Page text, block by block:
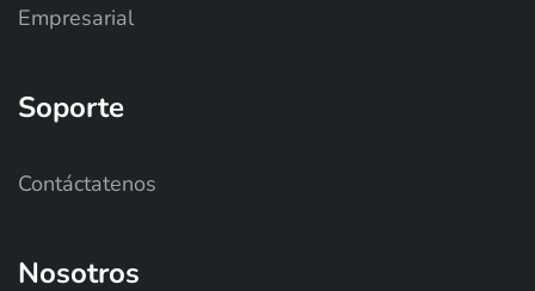
Empresarial
Soporte
Contáctatenos
Nosotros